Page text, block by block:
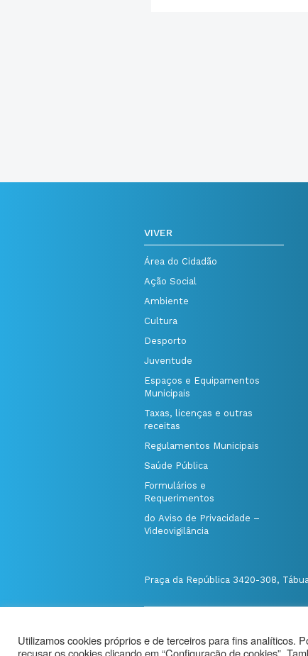
VIVER
Área do Cidadão
Ação Social
Ambiente
Cultura
Desporto
Juventude
Espaços e Equipamentos
Municipais
Taxas, licenças e outras
receitas
Regulamentos Municipais
Saúde Pública
Formulários e
Requerimentos
do Aviso de Privacidade –
Videovigilância
Praça da República 3420-308, Tábua
Politica de Privacidade
|
Aviso de Privacidade -
Utilizamos cookies próprios e de terceiros para fins analíticos.
recusar os cookies clicando em “Configuração de cookies”.